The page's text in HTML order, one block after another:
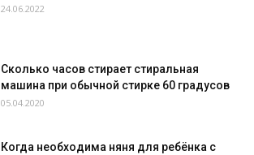
24.06.2022
Сколько часов стирает стиральная
машина при обычной стирке 60 градусов
05.04.2020
Когда необходима няня для ребёнка с